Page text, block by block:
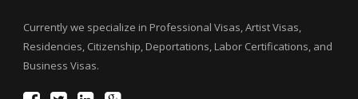
Currently we specialize in Professional Visas, Artist Visas,
Residencies, Citizenship, Deportations, Labor Certifications, and
Business Visas.